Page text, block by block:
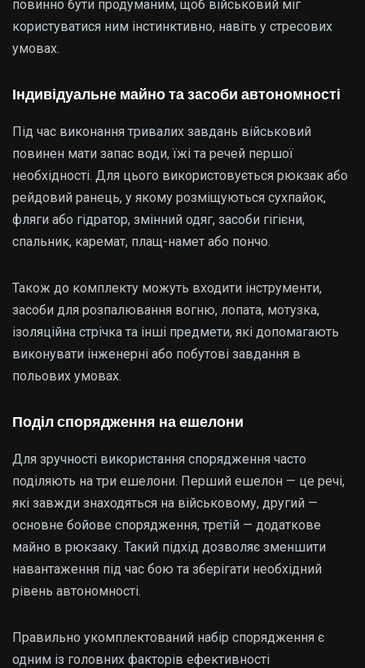
повинно бути продуманим, щоб військовий міг
користуватися ним інстинктивно, навіть у стресових
умовах.
Індивідуальне майно та засоби автономності
Під час виконання тривалих завдань військовий
повинен мати запас води, їжі та речей першої
необхідності. Для цього використовується рюкзак або
рейдовий ранець, у якому розміщуються сухпайок,
фляги або гідратор, змінний одяг, засоби гігієни,
спальник, каремат, плащ-намет або пончо.
Також до комплекту можуть входити інструменти,
засоби для розпалювання вогню, лопата, мотузка,
ізоляційна стрічка та інші предмети, які допомагають
виконувати інженерні або побутові завдання в
польових умовах.
Поділ спорядження на ешелони
Для зручності використання спорядження часто
поділяють на три ешелони. Перший ешелон — це речі,
які завжди знаходяться на військовому, другий —
основне бойове спорядження, третій — додаткове
майно в рюкзаку. Такий підхід дозволяє зменшити
навантаження під час бою та зберігати необхідний
рівень автономності.
Правильно укомплектований набір спорядження є
одним із головних факторів ефективності